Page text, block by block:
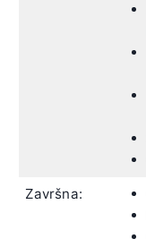
Završna: